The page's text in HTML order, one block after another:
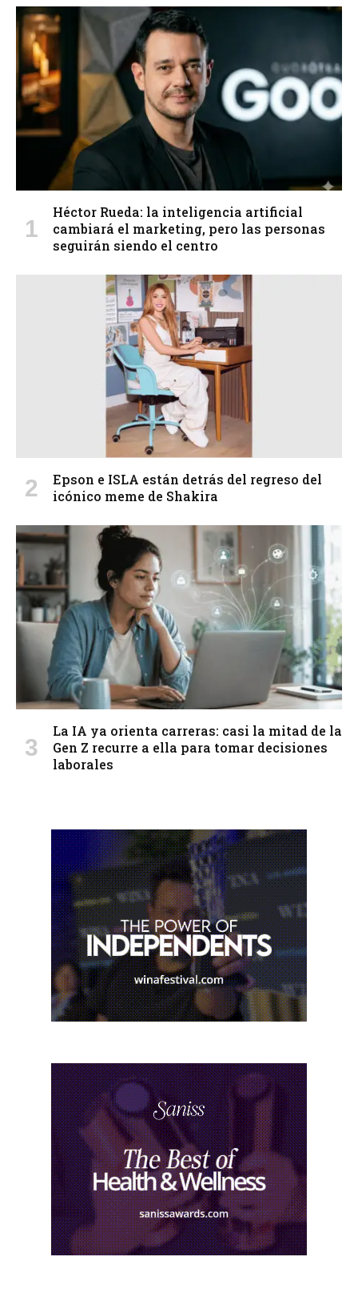
Héctor Rueda: la inteligencia artificial
cambiará el marketing, pero las personas
seguirán siendo el centro
Epson e ISLA están detrás del regreso del
icónico meme de Shakira
La IA ya orienta carreras: casi la mitad de la
Gen Z recurre a ella para tomar decisiones
laborales